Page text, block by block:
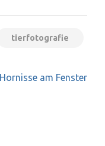
tierfotografie
Hornisse am Fenster